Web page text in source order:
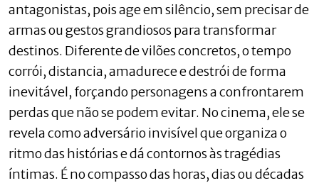
antagonistas, pois age em silêncio, sem precisar de
armas ou gestos grandiosos para transformar
destinos. Diferente de vilões concretos, o tempo
corrói, distancia, amadurece e destrói de forma
inevitável, forçando personagens a confrontarem
perdas que não se podem evitar. No cinema, ele se
revela como adversário invisível que organiza o
ritmo das histórias e dá contornos às tragédias
íntimas. É no compasso das horas, dias ou décadas